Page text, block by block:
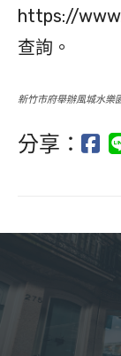
https://
查詢。
新竹市府舉辦風城水樂
分享：